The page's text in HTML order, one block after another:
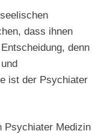
dass ihnen
denn
ist der Psychiater
Psychiater Medizin